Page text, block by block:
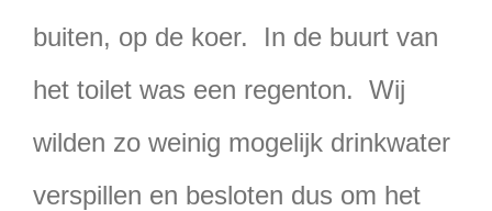
buiten, op de koer. In de buurt van
het toilet was een regenton. Wij
wilden zo weinig mogelijk drinkwater
verspillen en besloten dus om het